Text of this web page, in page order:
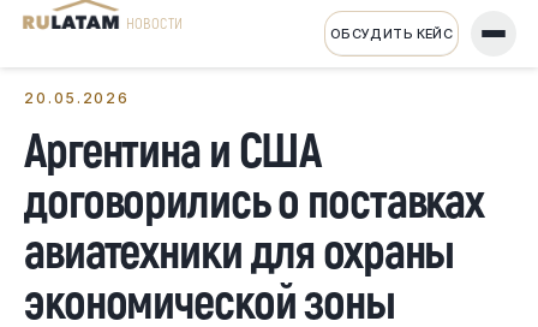
НОВОСТИ ОБСУДИТЬ КЕЙС
20.05.2026
Аргентина и США
договорились о поставках
авиатехники для охраны
экономической зоны